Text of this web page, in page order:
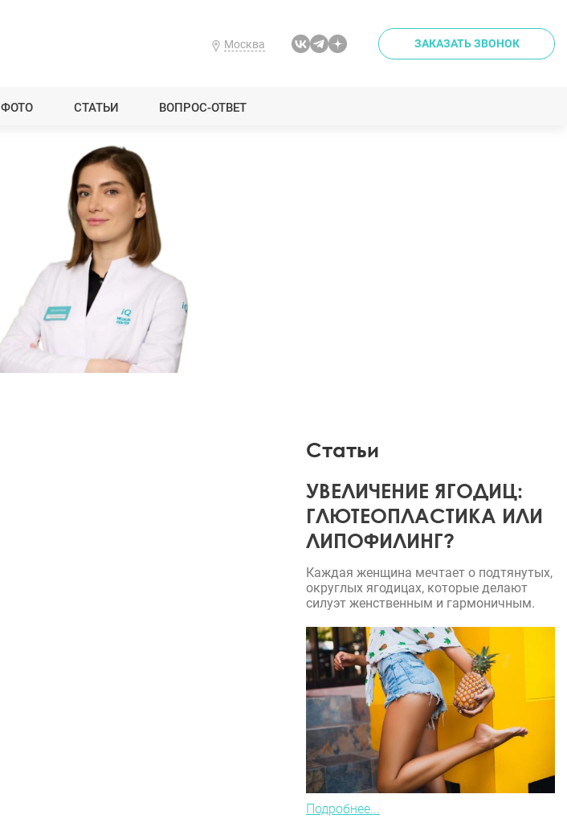
Москва ЗАКАЗАТЬ ЗВОНОК
ФОТО СТАТЬИ ВОПРОС-ОТВЕТ
Статьи
УВЕЛИЧЕНИЕ ЯГОДИЦ:
ГЛЮТЕОПЛАСТИКА ИЛИ
ЛИПОФИЛИНГ?
Каждая женщина мечтает о подтянутых,
округлых ягодицах, которые делают
силуэт женственным и гармоничным.
Подробнее...